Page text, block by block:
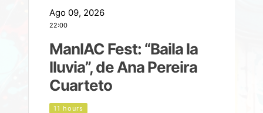
Ago 09, 2026
22:00
ManIAC Fest: “Baila la
lluvia”, de Ana Pereira
Cuarteto
11 hours